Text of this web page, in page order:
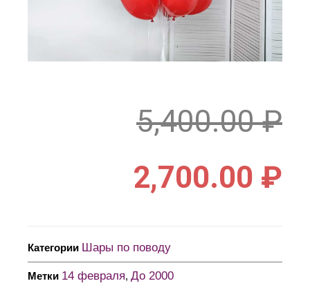
5,400.00₽
2,700.00 ₽
Категории Шары по поводу
Метки 14 февраля, До 2000